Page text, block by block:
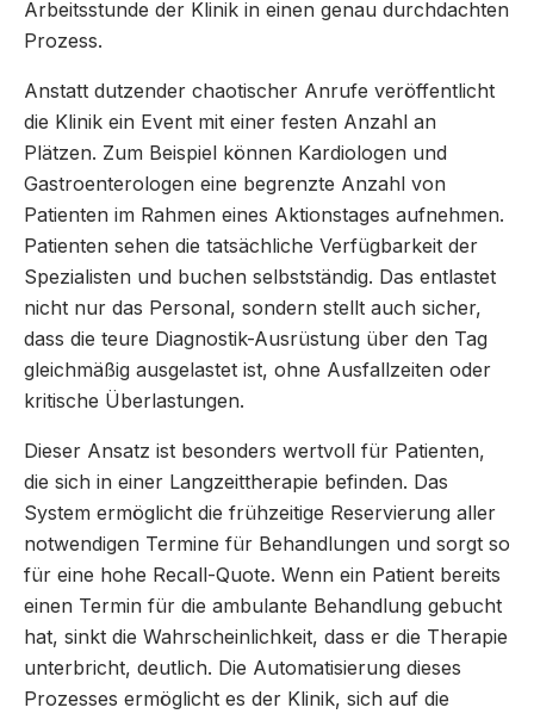
Arbeitsstunde der Klinik in einen genau durchdachten
Prozess.
Anstatt dutzender chaotischer Anrufe veröffentlicht
die Klinik ein Event mit einer festen Anzahl an
Plätzen. Zum Beispiel können Kardiologen und
Gastroenterologen eine begrenzte Anzahl von
Patienten im Rahmen eines Aktionstages aufnehmen.
Patienten sehen die tatsächliche Verfügbarkeit der
Spezialisten und buchen selbstständig. Das entlastet
nicht nur das Personal, sondern stellt auch sicher,
dass die teure Diagnostik-Ausrüstung über den Tag
gleichmäßig ausgelastet ist, ohne Ausfallzeiten oder
kritische Überlastungen.
Dieser Ansatz ist besonders wertvoll für Patienten,
die sich in einer Langzeittherapie befinden. Das
System ermöglicht die frühzeitige Reservierung aller
notwendigen Termine für Behandlungen und sorgt so
für eine hohe Recall-Quote. Wenn ein Patient bereits
einen Termin für die ambulante Behandlung gebucht
hat, sinkt die Wahrscheinlichkeit, dass er die Therapie
unterbricht, deutlich. Die Automatisierung dieses
Prozesses ermöglicht es der Klinik, sich auf die